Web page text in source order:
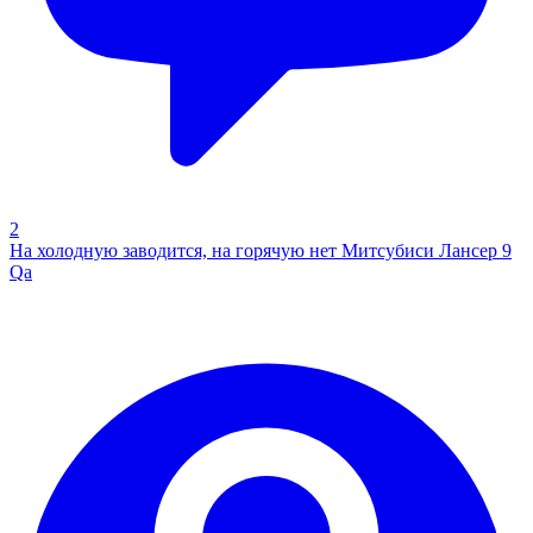
2
На холодную заводится, на горячую нет Митсубиси Лансер 9
Qa